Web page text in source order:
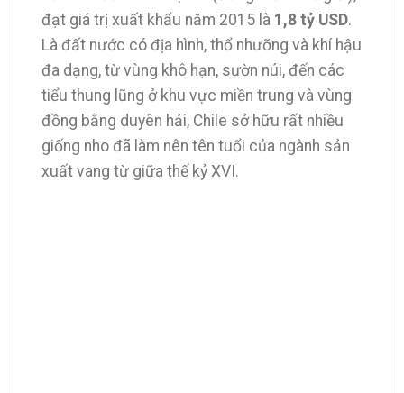
đạt giá trị xuất khẩu năm 2015 là 1,8 tỷ USD.
Là đất nước có địa hình, thổ nhưỡng và khí hậu
đa dạng, từ vùng khô hạn, sườn núi, đến các
tiểu thung lũng ở khu vực miền trung và vùng
đồng bằng duyên hải, Chile sở hữu rất nhiều
giống nho đã làm nên tên tuổi của ngành sản
xuất vang từ giữa thế kỷ XVI.